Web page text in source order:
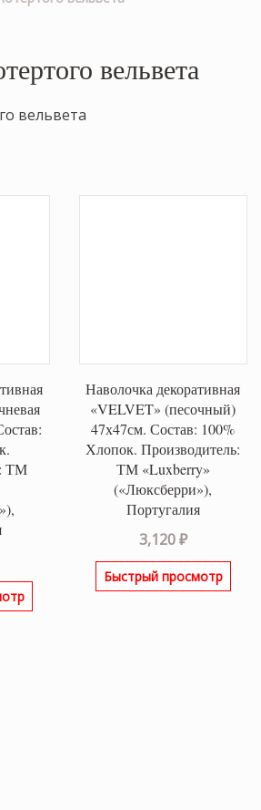
вельвета
вельвета
ТМ
Наволочка декоративная
«VELVET» (песочный)
47х47см. Состав: 100%
Хлопок. Производитель:
ТМ «Luxberry»
(«Люксберри»),
Португалия
3,120₽
Быстрый просмотр